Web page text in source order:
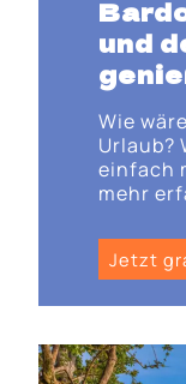
und
Wie
Urlaub?
einfach
mehr
Jetzt